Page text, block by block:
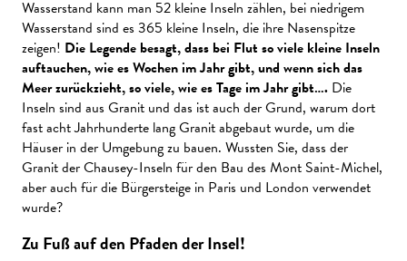
Wasserstand kann man 52 kleine Inseln zählen, bei niedrigem
Wasserstand sind es 365 kleine Inseln, die ihre Nasenspitze
zeigen! Die Legende besagt, dass bei Flut so viele kleine Inseln
auftauchen, wie es Wochen im Jahr gibt, und wenn sich das
Meer zurückzieht, so viele, wie es Tage im Jahr gibt…. Die
Inseln sind aus Granit und das ist auch der Grund, warum dort
fast acht Jahrhunderte lang Granit abgebaut wurde, um die
Häuser in der Umgebung zu bauen. Wussten Sie, dass der
Granit der Chausey-Inseln für den Bau des Mont Saint-Michel,
aber auch für die Bürgersteige in Paris und London verwendet
wurde?
Zu Fuß auf den Pfaden der Insel!